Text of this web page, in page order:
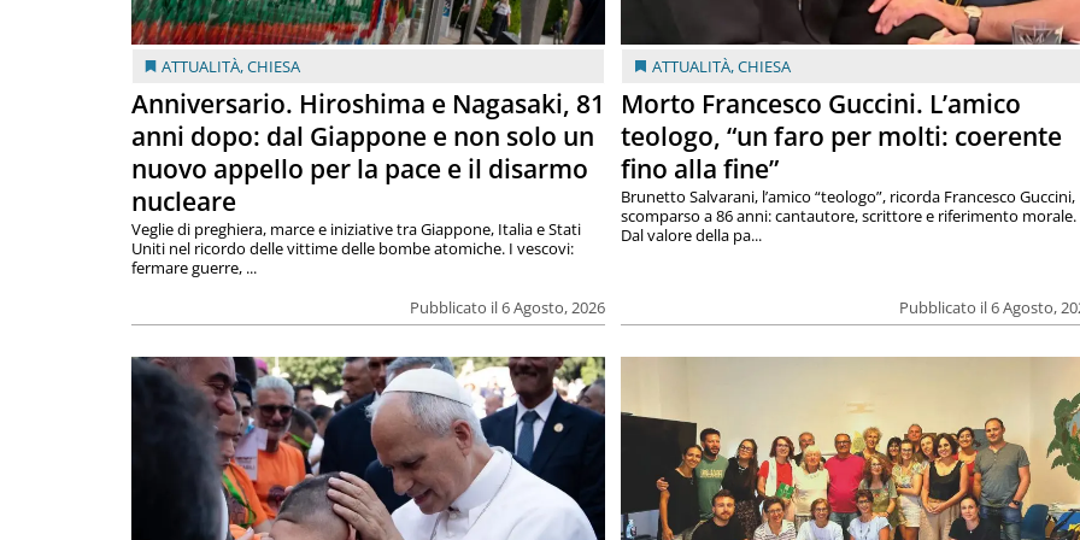
ATTUALITÀ,CHIESA
Anniversario. Hiroshima e Nagasaki, 81
anni dopo: dal Giappone e non solo un
nuovo appello per la pace e il disarmo
nucleare
Pubblicato il 6 Agosto, 2026
Veglie di preghiera, marce e iniziative tra Giappone, Italia e Stati
Uniti nel ricordo delle vittime delle bombe atomiche. I vescovi:
fermare guerre, ...
ATTUALITÀ,CHIESA
Morto Francesco Guccini. L’amico
teologo, “un faro per molti: coerente
fino alla fine”
Pubblicato il 6 Agosto,
Brunetto Salvarani, l’amico “teologo”, ricorda Francesco Guccini,
scomparso a 86 anni: cantautore, scrittore e riferimento morale.
Dal valore della pa...